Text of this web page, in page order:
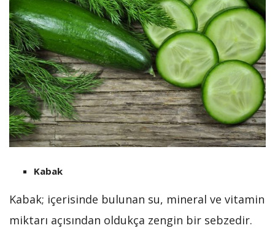
Kabak
Kabak; içerisinde bulunan su, mineral ve vitamin
miktarı açısından oldukça zengin bir sebzedir.